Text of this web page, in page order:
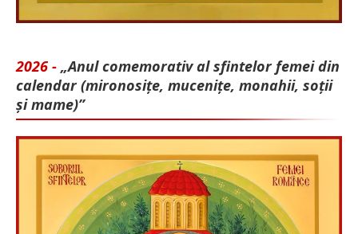
2026 - „Anul comemorativ al sfintelor femei din
calendar (mironosițe, mu­cenițe, monahii, soții
și mame)”